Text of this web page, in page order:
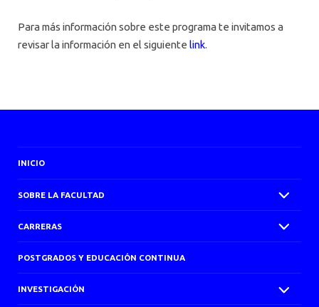
Para más información sobre este programa te invitamos a
revisar la información en el siguiente link.
INICIO
SOBRE LA FACULTAD
CARRERAS
POSTGRADOS Y EDUCACIÓN CONTINUA
INVESTIGACIÓN